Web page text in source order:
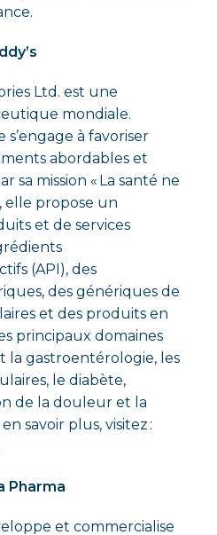
Ltd. est une
mondiale.
s’engage à favoriser
abordables et
sa mission « La santé ne
elle propose un
et de services
(API), des
des génériques de
et des produits en
principaux domaines
la gastroentérologie, les
le diabète,
de la douleur et la
savoir plus, visitez :
Pharma
et commercialise